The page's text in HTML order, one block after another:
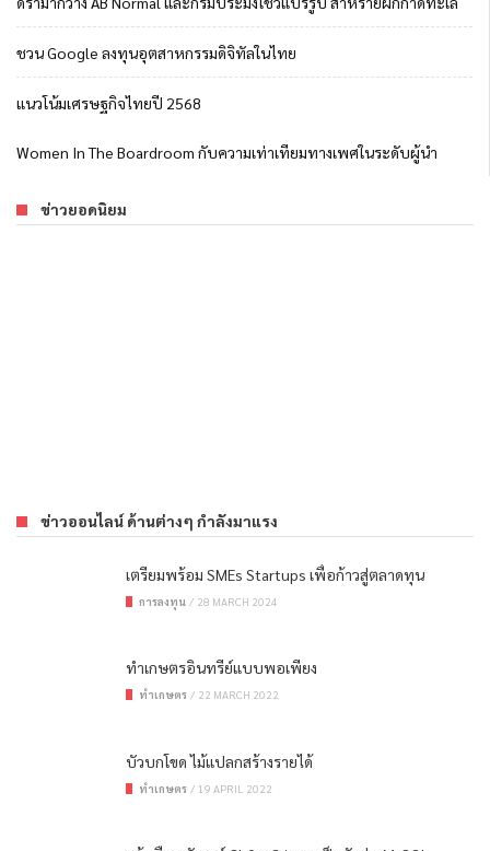
ชวน Google ลงทุนอุตสาหกรรมดิจิทัลในไทย
แนวโน้มเศรษฐกิจไทยปี 2568
Women In The Boardroom กับความเท่าเทียมทางเพศในระดับผู้นำ
ข่าวยอดนิยม
ข่าวออนไลน์ ด้านต่างๆ กำลังมาแรง
เตรียมพร้อม SMEs Startups เพื่อก้าวสู่ตลาดทุน
การลงทุน / 28 MARCH 2024
ทำเกษตรอินทรีย์แบบพอเพียง
ทำเกษตร / 22 MARCH 2022
บัวบกโขด ไม้แปลกสร้างรายได้
ทำเกษตร / 19 APRIL 2022